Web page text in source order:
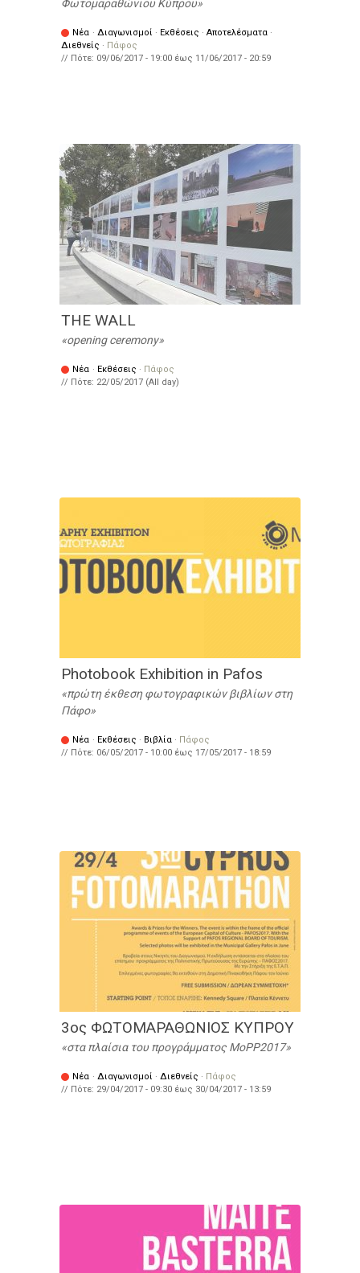
Φωτομαραθώνιου Κύπρου
Νέα · Διαγωνισμοί · Εκθέσεις · Αποτελέσματα ·
Διεθνείς · Πάφος
// Πότε: 09/06/2017 - 19:00 έως 11/06/2017 - 20:59
THE WALL
opening ceremony
Νέα · Εκθέσεις · Πάφος
// Πότε: 22/05/2017 (All day)
Photobook Exhibition in Pafos
πρώτη έκθεση φωτογραφικών βιβλίων στη
Πάφο
Νέα · Εκθέσεις · Βιβλία · Πάφος
// Πότε: 06/05/2017 - 10:00 έως 17/05/2017 - 18:59
3ος ΦΩΤΟΜΑΡΑΘΩΝΙΟΣ ΚΥΠΡΟΥ
στα πλαίσια του προγράμματος MoPP2017
Νέα · Διαγωνισμοί · Διεθνείς · Πάφος
// Πότε: 29/04/2017 - 09:30 έως 30/04/2017 - 13:59